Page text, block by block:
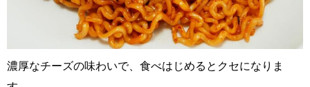
濃厚なチーズの味わいで、食べはじめるとクセになりま